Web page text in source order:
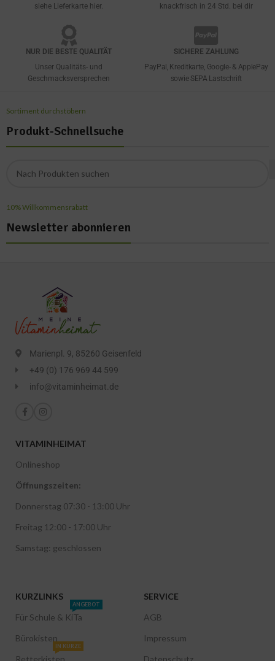
siehe Lieferkarte hier.
knackfrisch in 24 Std. bei dir
NUR DIE BESTE QUALITÄT
Unser Qualitäts- und
Geschmacksversprechen
SICHERE ZAHLUNG
PayPal, Kreditkarte, Google- & ApplePay
sowie SEPA Lastschrift
Sortiment durchstöbern
Produkt-Schnellsuche
10% Willkommensrabatt
Newsletter abonnieren
Marienpl. 9, 85260 Geisenfeld
+49 (0) 176 969 44 599
info@vitaminheimat.de
VITAMINHEIMAT
Onlineshop
Öffnungszeiten:
Donnerstag 07:30 - 13:00 Uhr
Freitag 12:00 - 17:00 Uhr
Samstag: geschlossen
KURZLINKS
Für Schule & KiTa
ANGEBOT
Bürokisten
IN KÜRZE
SERVICE
AGB
Impressum